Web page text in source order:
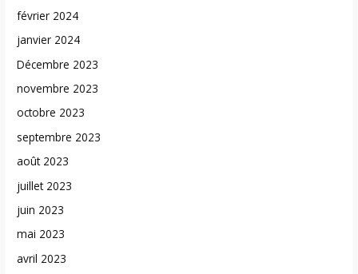
février 2024
janvier 2024
Décembre 2023
novembre 2023
octobre 2023
septembre 2023
août 2023
juillet 2023
juin 2023
mai 2023
avril 2023